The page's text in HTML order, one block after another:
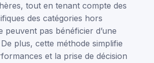
tout en tenant compte des
des catégories hors
peuvent pas bénéficier d’une
plus, cette méthode simplifie
et la prise de décision